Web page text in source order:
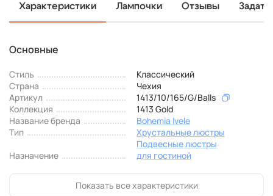
Характеристики Лампочки Отзывы
Основные
Стиль
Классический
Страна
Чехия
Артикул
1413/10/165/G/Balls
Коллекция
1413 Gold
Название бренда
Bohemia Ivele
Тип
Хрустальные люстры
Подвесные люстры
Назначение
для гостиной
Показать все характеристики